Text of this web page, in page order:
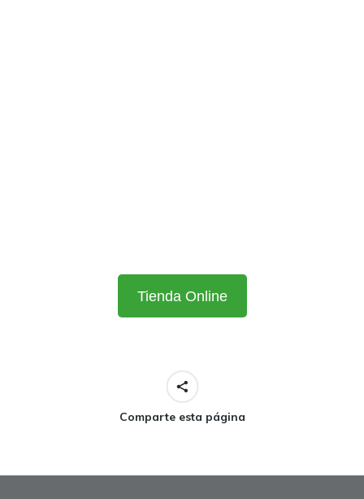
Tienda Online
Comparte esta página